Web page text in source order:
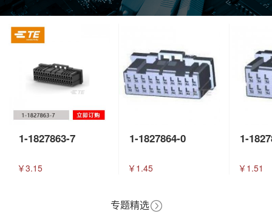
1-1827863-7
￥3.15
1-1827864-0
￥1.45
1-
￥1.51
专题精选